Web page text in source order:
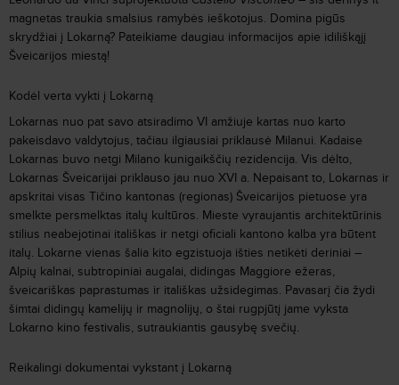
magnetas traukia smalsius ramybės ieškotojus. Domina pigūs
skrydžiai į Lokarną? Pateikiame daugiau informacijos apie idiliškąjį
Šveicarijos miestą!
Kodėl verta vykti į Lokarną
Lokarnas nuo pat savo atsiradimo VI amžiuje kartas nuo karto
pakeisdavo valdytojus, tačiau ilgiausiai priklausė Milanui. Kadaise
Lokarnas buvo netgi Milano kunigaikščių rezidencija. Vis dėlto,
Lokarnas Šveicarijai priklauso jau nuo XVI a. Nepaisant to, Lokarnas ir
apskritai visas Tičino kantonas (regionas) Šveicarijos pietuose yra
smelkte persmelktas italų kultūros. Mieste vyraujantis architektūrinis
stilius neabejotinai itališkas ir netgi oficiali kantono kalba yra būtent
italų. Lokarne vienas šalia kito egzistuoja išties netikėti deriniai –
Alpių kalnai, subtropiniai augalai, didingas Maggiore ežeras,
šveicariškas paprastumas ir itališkas užsidegimas. Pavasarį čia žydi
šimtai didingų kamelijų ir magnolijų, o štai rugpjūtį jame vyksta
Lokarno kino festivalis, sutraukiantis gausybę svečių.
Reikalingi dokumentai vykstant į Lokarną